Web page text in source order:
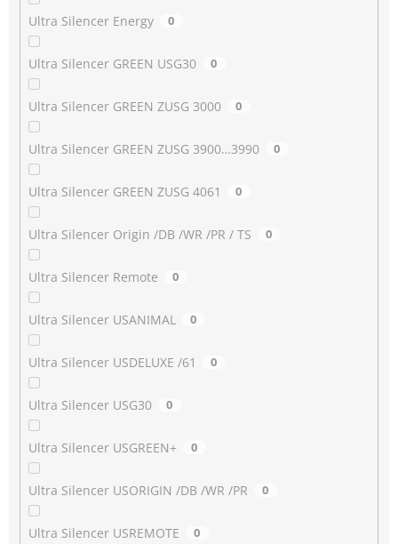
Ultra Silencer Energy 0
Ultra Silencer GREEN USG30 0
Ultra Silencer GREEN ZUSG 3000 0
Ultra Silencer GREEN ZUSG 3900…3990 0
Ultra Silencer GREEN ZUSG 4061 0
Ultra Silencer Origin /DB /WR /PR / TS 0
Ultra Silencer Remote 0
Ultra Silencer USANIMAL 0
Ultra Silencer USDELUXE /61 0
Ultra Silencer USG30 0
Ultra Silencer USGREEN+ 0
Ultra Silencer USORIGIN /DB /WR /PR 0
Ultra Silencer USREMOTE 0